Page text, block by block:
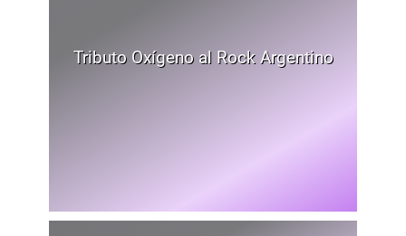
Tributo Oxígeno al Rock Argentino